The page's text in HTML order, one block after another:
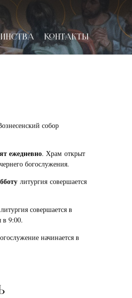
КОНТАКТЫ
собор
ежедневно. Храм открыт
богослужения.
литургия совершается
совершается в
в 9:00.
начинается в